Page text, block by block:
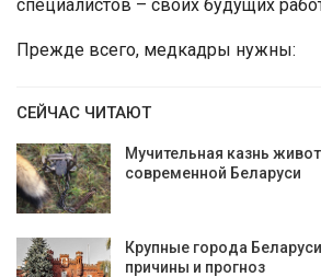
специалистов – своих будущих
Прежде всего, медкадры нужны:
СЕЙЧАС ЧИТАЮТ
Мучительная казнь
современной Беларуси
Крупные города
причины и прогноз